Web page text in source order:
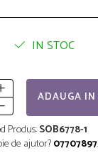
IN STOC
ADAUGA IN
Produs:SOB6778-1
de ajutor?